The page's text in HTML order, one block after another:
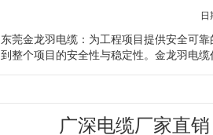
日
东莞金龙羽电缆：为工程项目提供安全可
到整个项目的安全性与稳定性。金龙羽电缆
广深电缆厂家直